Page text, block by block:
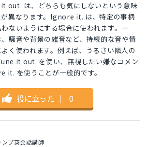
out. は、どちらも気にしないという意味
が異なります。Ignore it. は、特定の事柄
ないようにする場合に使われます。一
騒音や背景の雑音など、持続的な音や情
く使われます。例えば、うるさい隣人の
it out. を使い、無視したい嫌なコメン
it. を使うことが一般的です。
役に立った ｜ 0
プ英会話講師